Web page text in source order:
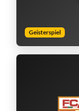
Geisterspiel